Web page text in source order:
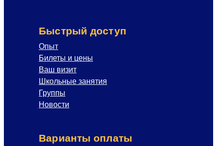
Быстрый доступ
Опыт
Билеты и цены
Ваш визит
Школьные занятия
Группы
Новости
Варианты оплаты